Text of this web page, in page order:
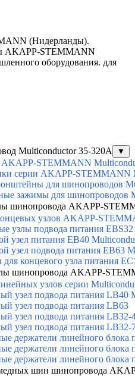
(Нидерланды).
AKAPP-STEMMANN
оборудования. для
Multiconductor 35-320А ▼
STEMMANN
серии AKAPP-STEMMANN
для шинопроводов
зажимы для шинопроводов
шинопровода AKAPP-
узлов AKAPP-
узлы подвода питания
узел питания EB40
узел подвода питания EB63
концевого узла питания
шинопровода AKAPP-
узлов серии
узел подвода питания LB40
узел подвода питания LB63
узел подвода питания LB32-
узел подвода питания LB32-
держатели линейного блока
держатели линейного блока
держатели линейного блока
шин шинопровода